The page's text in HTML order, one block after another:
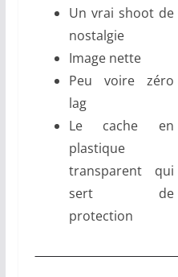
Un vrai shoot de
nostalgie
Image nette
Peu voire zéro
lag
Le cache en
plastique
transparent qui
sert de
protection